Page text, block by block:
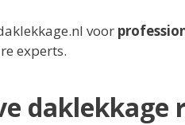
voor
experts.
daklekkage